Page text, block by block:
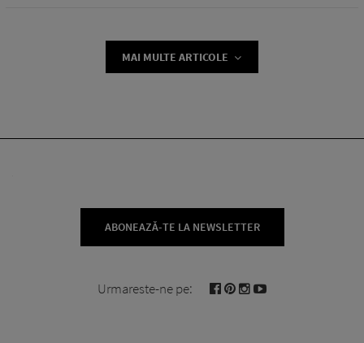
MAI MULTE ARTICOLE
ABONEAZĂ-TE LA NEWSLETTER
Urmareste-ne pe: